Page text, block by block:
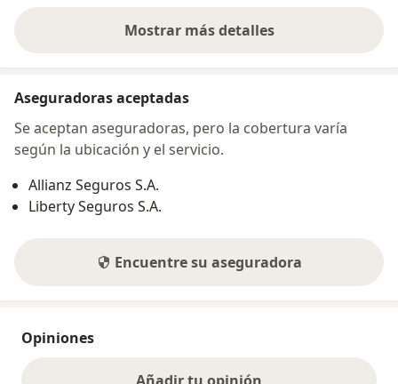
Mostrar más detalles
sobre la dirección
Aseguradoras aceptadas
Se aceptan aseguradoras, pero la cobertura varía
según la ubicación y el servicio.
Allianz Seguros S.A.
Liberty Seguros S.A.
Encuentre su aseguradora
Opiniones